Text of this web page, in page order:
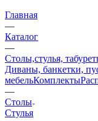
Главная
—
Каталог
—
Столы,стулья,
Диваны, банкетки,
мебельКомплекты
—
Столы
Стулья